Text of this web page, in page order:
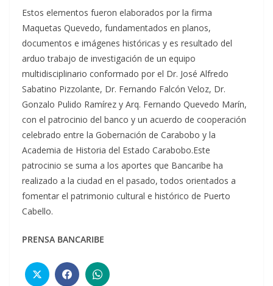
Estos elementos fueron elaborados por la firma
Maquetas Quevedo, fundamentados en planos,
documentos e imágenes históricas y es resultado del
arduo trabajo de investigación de un equipo
multidisciplinario conformado por el Dr. José Alfredo
Sabatino Pizzolante, Dr. Fernando Falcón Veloz, Dr.
Gonzalo Pulido Ramírez y Arq. Fernando Quevedo Marín,
con el patrocinio del banco y un acuerdo de cooperación
celebrado entre la Gobernación de Carabobo y la
Academia de Historia del Estado Carabobo.Este
patrocinio se suma a los aportes que Bancaribe ha
realizado a la ciudad en el pasado, todos orientados a
fomentar el patrimonio cultural e histórico de Puerto
Cabello.
PRENSA BANCARIBE